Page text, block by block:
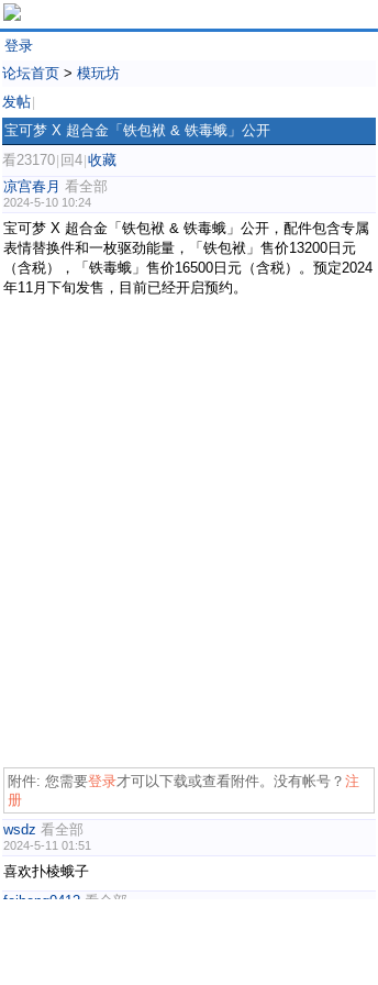
登录
论坛首页 > 模玩坊
发帖
宝可梦 X 超合金「铁包袱 & 铁毒蛾」公开
看23170 回4 收藏
凉宫春月 看全部
2024-5-10 10:24
宝可梦 X 超合金「铁包袱 & 铁毒蛾」公开，配件包含专属
表情替换件和一枚驱劲能量，「铁包袱」售价13200日元
（含税），「铁毒蛾」售价16500日元（含税）。预定2024
年11月下旬发售，目前已经开启预约。 ​​​
附件: 您需要登录才可以下载或查看附件。没有帐号？ 注
册
wsdz 看全部
2024-5-11 01:51
喜欢扑棱蛾子
feiheng0412 看全部